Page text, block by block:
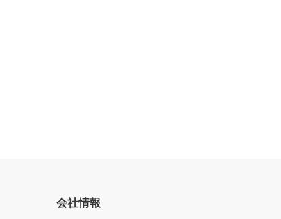
会社情報